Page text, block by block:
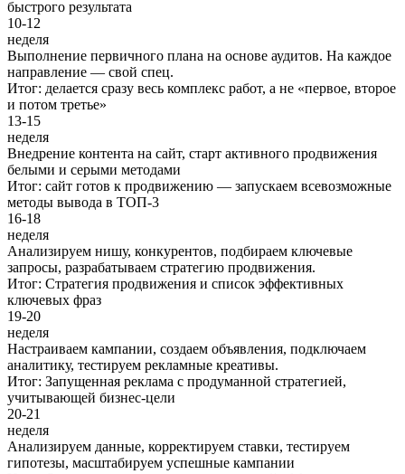
быстрого результата
10-12
неделя
Выполнение первичного плана на основе аудитов. На каждое
направление — свой спец.
Итог: делается сразу весь комплекс работ, а не «первое, второе
и потом третье»
13-15
неделя
Внедрение контента на сайт, старт активного продвижения
белыми и серыми методами
Итог: сайт готов к продвижению — запускаем всевозможные
методы вывода в ТОП-3
16-18
неделя
Анализируем нишу, конкурентов, подбираем ключевые
запросы, разрабатываем стратегию продвижения.
Итог: Стратегия продвижения и список эффективных
ключевых фраз
19-20
неделя
Настраиваем кампании, создаем объявления, подключаем
аналитику, тестируем рекламные креативы.
Итог: Запущенная реклама с продуманной стратегией,
учитывающей бизнес-цели
20-21
неделя
Анализируем данные, корректируем ставки, тестируем
гипотезы, масштабируем успешные кампании